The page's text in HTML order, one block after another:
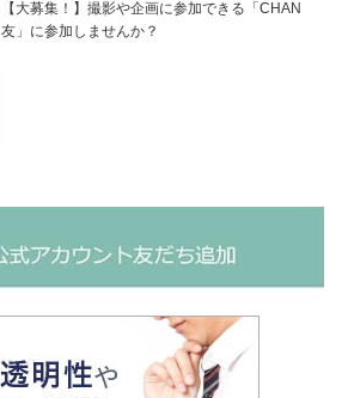
【大募集！】撮影や企画に参加できる「CHAN
友」に参加しませんか？